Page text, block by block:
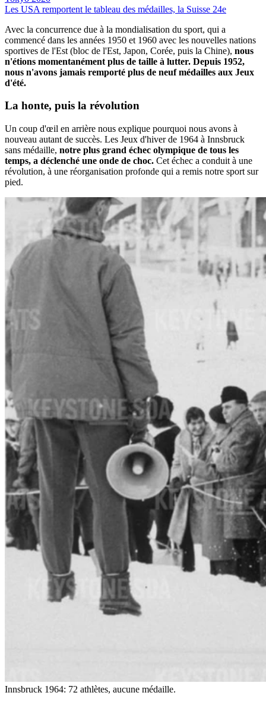
Les USA remportent le tableau des médailles, la Suisse 24e
Avec la concurrence due à la mondialisation du sport, qui a
commencé dans les années 1950 et 1960 avec les nouvelles nations
sportives de l'Est (bloc de l'Est, Japon, Corée, puis la Chine), nous
n'étions momentanément plus de taille à lutter. Depuis 1952,
nous n'avons jamais remporté plus de neuf médailles aux Jeux
d'été.
La honte, puis la révolution
Un coup d'œil en arrière nous explique pourquoi nous avons à
nouveau autant de succès. Les Jeux d'hiver de 1964 à Innsbruck
sans médaille, notre plus grand échec olympique de tous les
temps, a déclenché une onde de choc. Cet échec a conduit à une
révolution, à une réorganisation profonde qui a remis notre sport sur
pied.
Innsbruck 1964: 72 athlètes, aucune médaille.